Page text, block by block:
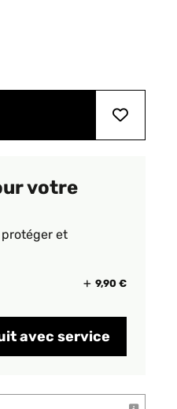
votre
et
9,90 €
avec service